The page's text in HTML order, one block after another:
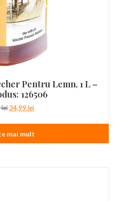
Pentru Lemn, 1 L –
126506
lei Prețul
a
fost:
39,99 lei.
34,99 leiPrețul
este:
34,99 lei.
mai mult